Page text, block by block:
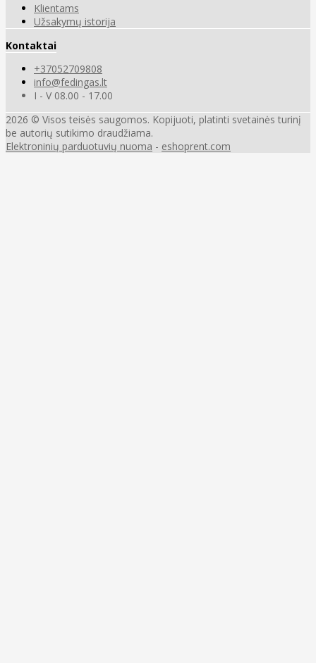
Klientams
Užsakymų istorija
Kontaktai
+37052709808
info@fedingas.lt
I - V 08.00 - 17.00
2026 © Visos teisės saugomos. Kopijuoti, platinti svetainės turinį
be autorių sutikimo draudžiama.
Elektroninių parduotuvių nuoma - eshoprent.com